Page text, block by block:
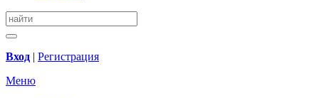
Вход | Регистрация
Меню